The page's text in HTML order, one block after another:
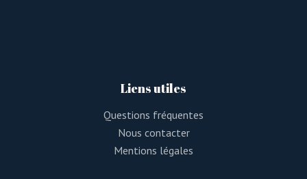
Liens utiles
Questions fréquentes
Nous contacter
Mentions légales